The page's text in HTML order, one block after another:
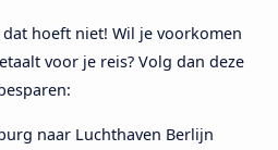
hoeft niet! Wil je voorkomen
voor je reis? Volg dan deze
naar Luchthaven Berlijn